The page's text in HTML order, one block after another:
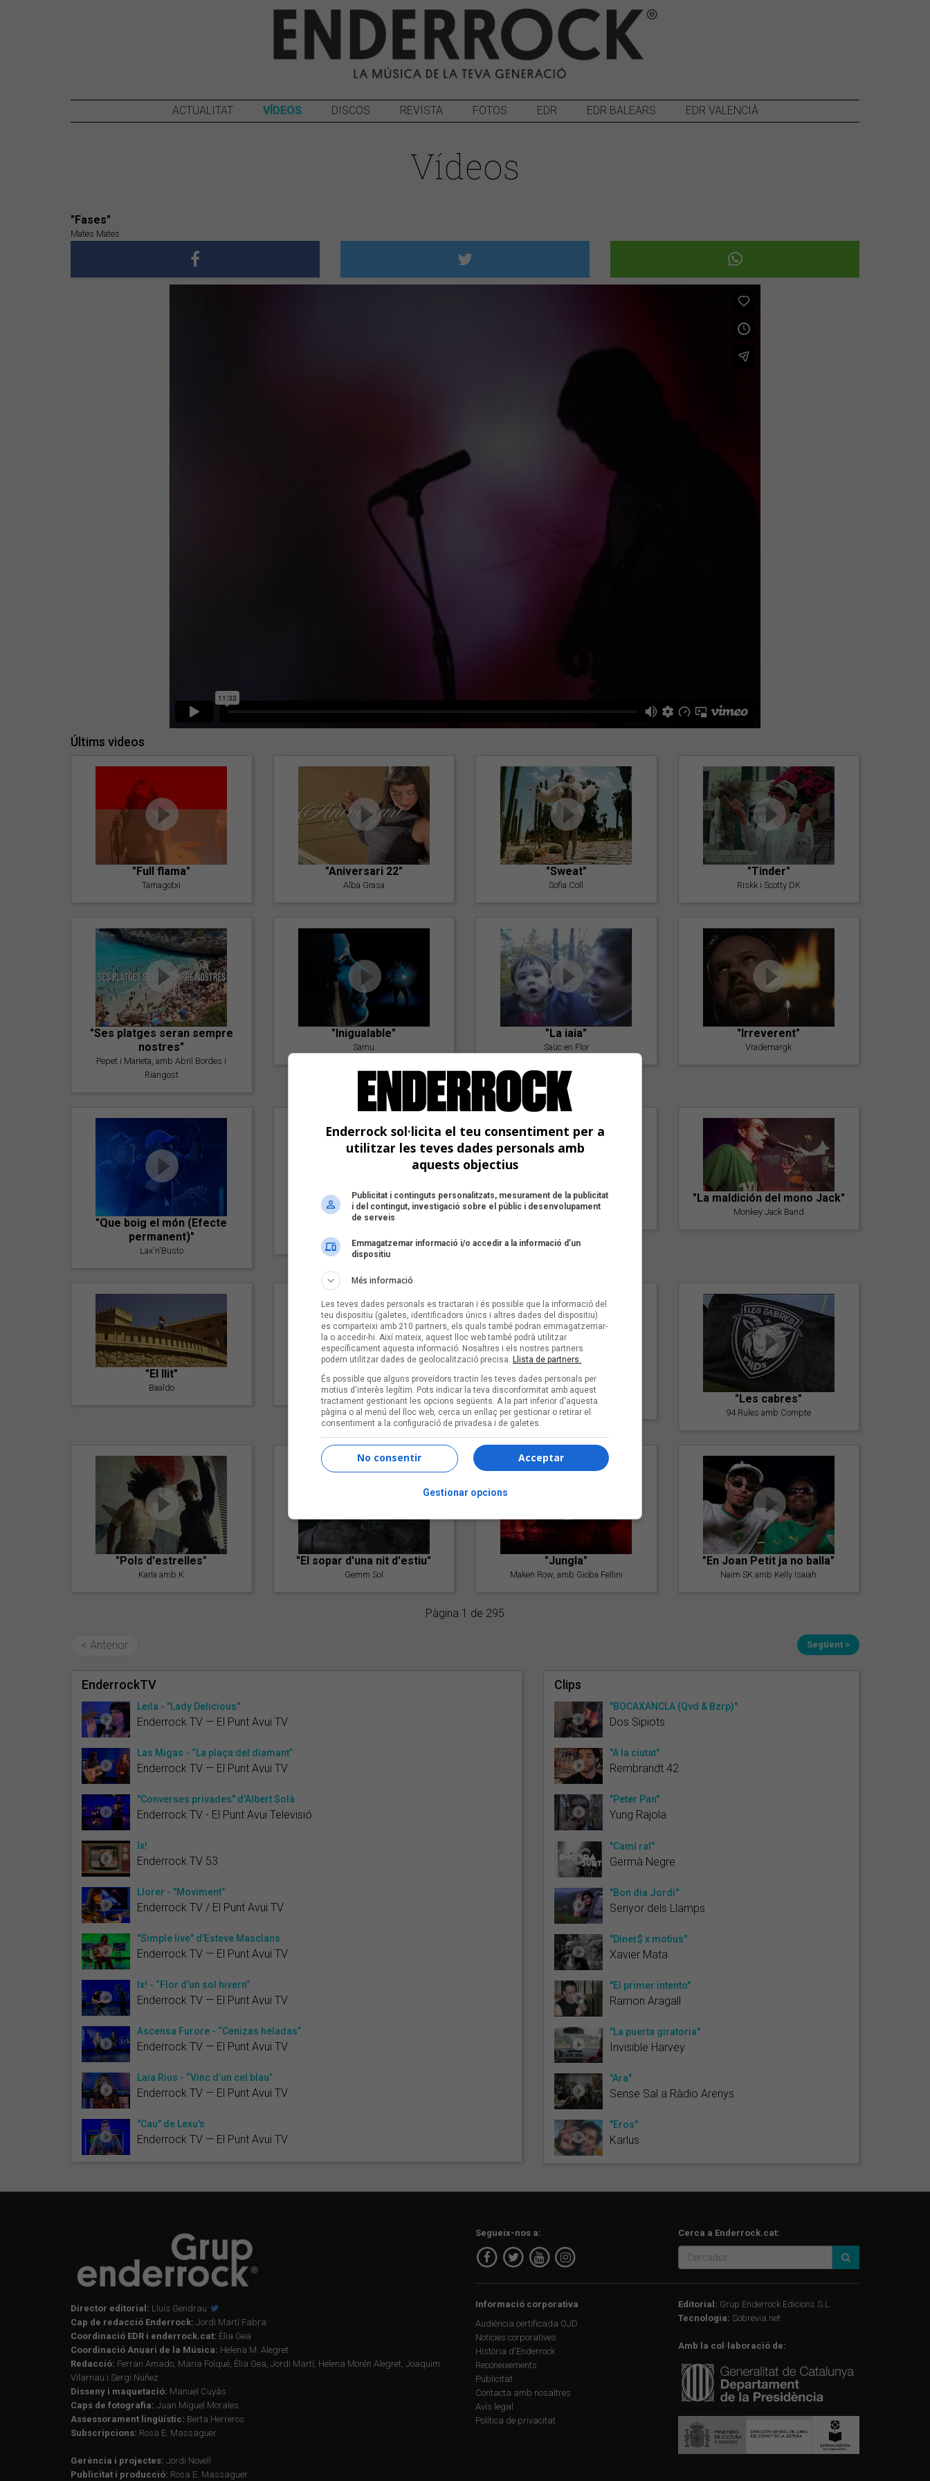
ACTUALITAT VÍDEOS DISCOS REVISTA FOTOS EDR EDR BALEARS EDR VALENCIÀ
Vídeos
"Fases"
Mates Mates
Últims videos
"Full flama"
Tamagotxi
"Aniversari 22"
Alba Grasa
"Sweat"
Sofia Coll
"Tinder"
Riskk i Scotty DK
"Ses platges seran sempre
nostres"
Pepet i Marieta, amb Abril Bordes i
Riangost
"Inigualable"
Samu
"La iaia"
Saüc en Flor
"Irreverent"
Vrademargk
"Que boig el món (Efecte
permanent)"
Lax'n'Busto
"Amb tu"
"Postlude To A Kiss"
Goran Levi
"La maldición del mono Jack"
Monkey Jack Band
"El llit"
Baaldo
"Lo bueno y lo malo"
Carmen y María
"Posidònia"
Pep Álvarez amb Joan Muntaner
(Xanguito)
"Les cabres"
94 Rules amb Compte
"Pols d'estrelles"
Karla amb K
"El sopar d'una nit d'estiu"
Gemm Sol
"Jungla"
Maken Row, amb Gioba Fellini
"En Joan Petit ja no balla"
Naim SK amb Kelly Isaiah
Pàgina 1 de 295
< Anterior Següent >
EnderrockTV
Leila - "Lady Delicious"
Enderrock TV — El Punt Avui TV
Las Migas - “La plaça del diamant”
Enderrock TV — El Punt Avui TV
"Converses privades" d'Albert Solà
Enderrock TV - El Punt Avui Televisió
Ix!
Enderrock TV 53
Llorer - "Moviment”
Enderrock TV / El Punt Avui TV
"Simple live" d'Esteve Masclans
Enderrock TV — El Punt Avui TV
Ix! - “Flor d’un sol hivern”
Enderrock TV — El Punt Avui TV
Ascensa Furore - “Cenizas heladas”
Enderrock TV — El Punt Avui TV
Laia Rius - “Vinc d’un cel blau”
Enderrock TV — El Punt Avui TV
"Cau" de Lexu's
Enderrock TV — El Punt Avui TV
Clips
"BOCAXANCLA (Qvd & Bzrp)"
Dos Sipiots
"A la ciutat"
Rembrandt 42
"Peter Pan"
Yung Rajola
"Camí ral"
Germà Negre
"Bon dia Jordi"
Senyor dels Llamps
"Diner$ x motius"
Xavier Mata
"El primer intento"
Ramon Aragall
"La puerta giratoria"
Invisible Harvey
"Ara"
Sense Sal a Ràdio Arenys
"Eros"
Karlus
Director editorial: Lluís Gendrau
Cap de redacció Enderrock: Jordi Martí Fabra
Coordinació EDR i enderrock.cat: Èlia Gea
Coordinació Anuari de la Música: Helena M. Alegret
Redacció: Ferran Amado, Maria Folqué, Èlia Gea, Jordi Martí, Helena Morén Alegret, Joaquim
Vilarnau i Sergi Núñez
Disseny i maquetació: Manuel Cuyàs
Caps de fotografia: Juan Miguel Morales
Assessorament lingüístic: Berta Herreros
Subscripcions: Rosa E. Massaguer
Gerència i projectes: Jordi Novell
Publicitat i producció: Rosa E. Massaguer
Segueix-nos a: Cerca a Enderrock.cat:
Informació corporativa
Audiència certificada OJD
Notícies corporatives
Història d'Enderrock
Reconeixements
Publicitat
Contacta amb nosaltres
Avís legal
Política de privacitat
Editorial: Grup Enderrock Edicions S.L.
Tecnologia: Sobrevia.net
Amb la col·laboració de:
Enderrock sol·licita el teu consentiment per a
utilitzar les teves dades personals amb
aquests objectius
Publicitat i continguts personalitzats, mesurament de la publicitat
i del contingut, investigació sobre el públic i desenvolupament
de serveis
Emmagatzemar informació i/o accedir a la informació d’un
dispositiu
Més informació
Les teves dades personals es tractaran i és possible que la informació del
teu dispositiu (galetes, identificadors únics i altres dades del dispositiu)
es comparteixi amb 210 partners, els quals també podran emmagatzemar-
la o accedir-hi. Així mateix, aquest lloc web també podrà utilitzar
específicament aquesta informació. Nosaltres i els nostres partners
podem utilitzar dades de geolocalització precisa. Llista de partners.
És possible que alguns proveïdors tractin les teves dades personals per
motius d'interès legítim. Pots indicar la teva disconformitat amb aquest
tractament gestionant les opcions següents. A la part inferior d'aquesta
pàgina o al menú del lloc web, cerca un enllaç per gestionar o retirar el
consentiment a la configuració de privadesa i de galetes.
Acceptar
No consentir
Gestionar opcions